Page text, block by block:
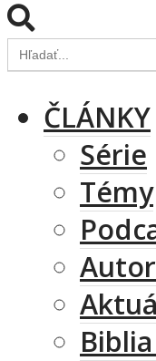
Search
for:
ČLÁNKY
Série
Témy